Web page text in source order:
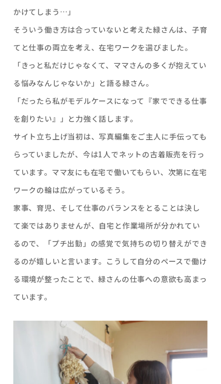
かけてしまう…」
そういう働き方は合っていないと考えた緑さんは、子育
てと仕事の両立を考え、在宅ワークを選びました。
「きっと私だけじゃなくて、ママさんの多くが抱えてい
る悩みなんじゃないか」と語る緑さん。
「だったら私がモデルケースになって『家でできる仕事
を創りたい』」と力強く話します。
サイト立ち上げ当初は、写真編集をご主人に手伝っても
らっていましたが、今は1人でネットの古着販売を行っ
ています。ママ友にも在宅で働いてもらい、次第に在宅
ワークの輪は広がっているそう。
家事、育児、そして仕事のバランスをとることは決し
て楽ではありませんが、自宅と作業場所が分かれてい
るので、「プチ出勤」の感覚で気持ちの切り替えができ
るのが嬉しいと言います。こうして自分のペースで働け
る環境が整ったことで、緑さんの仕事への意欲も高まっ
ています。